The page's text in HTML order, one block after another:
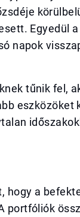
Egyedül
napok
tűnik fel,
eszközöket
hogy a
portfóliók